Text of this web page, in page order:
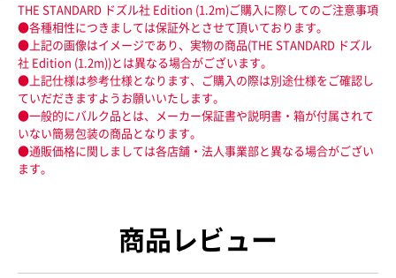
THE STANDARD ドズル社 Edition (1.2m)ご購入に際してのご注意事項
●各種相性につきましては保証外とさせて頂いております。
●上記の画像はイメージであり、実物の商品(THE STANDARD ドズル
社 Edition (1.2m))とは異なる場合がございます。
●上記仕様は参考仕様となります、ご購入の際は別途仕様をご確認し
ていだだきますようお願いいたします。
●一般的にバルク品とは、メーカー保証書や説明書・箱が付属されて
いない簡易包装の商品となります。
●通販価格に関しましては各店舗・法人事業部と異なる場合がござい
ます。
商品レビュー